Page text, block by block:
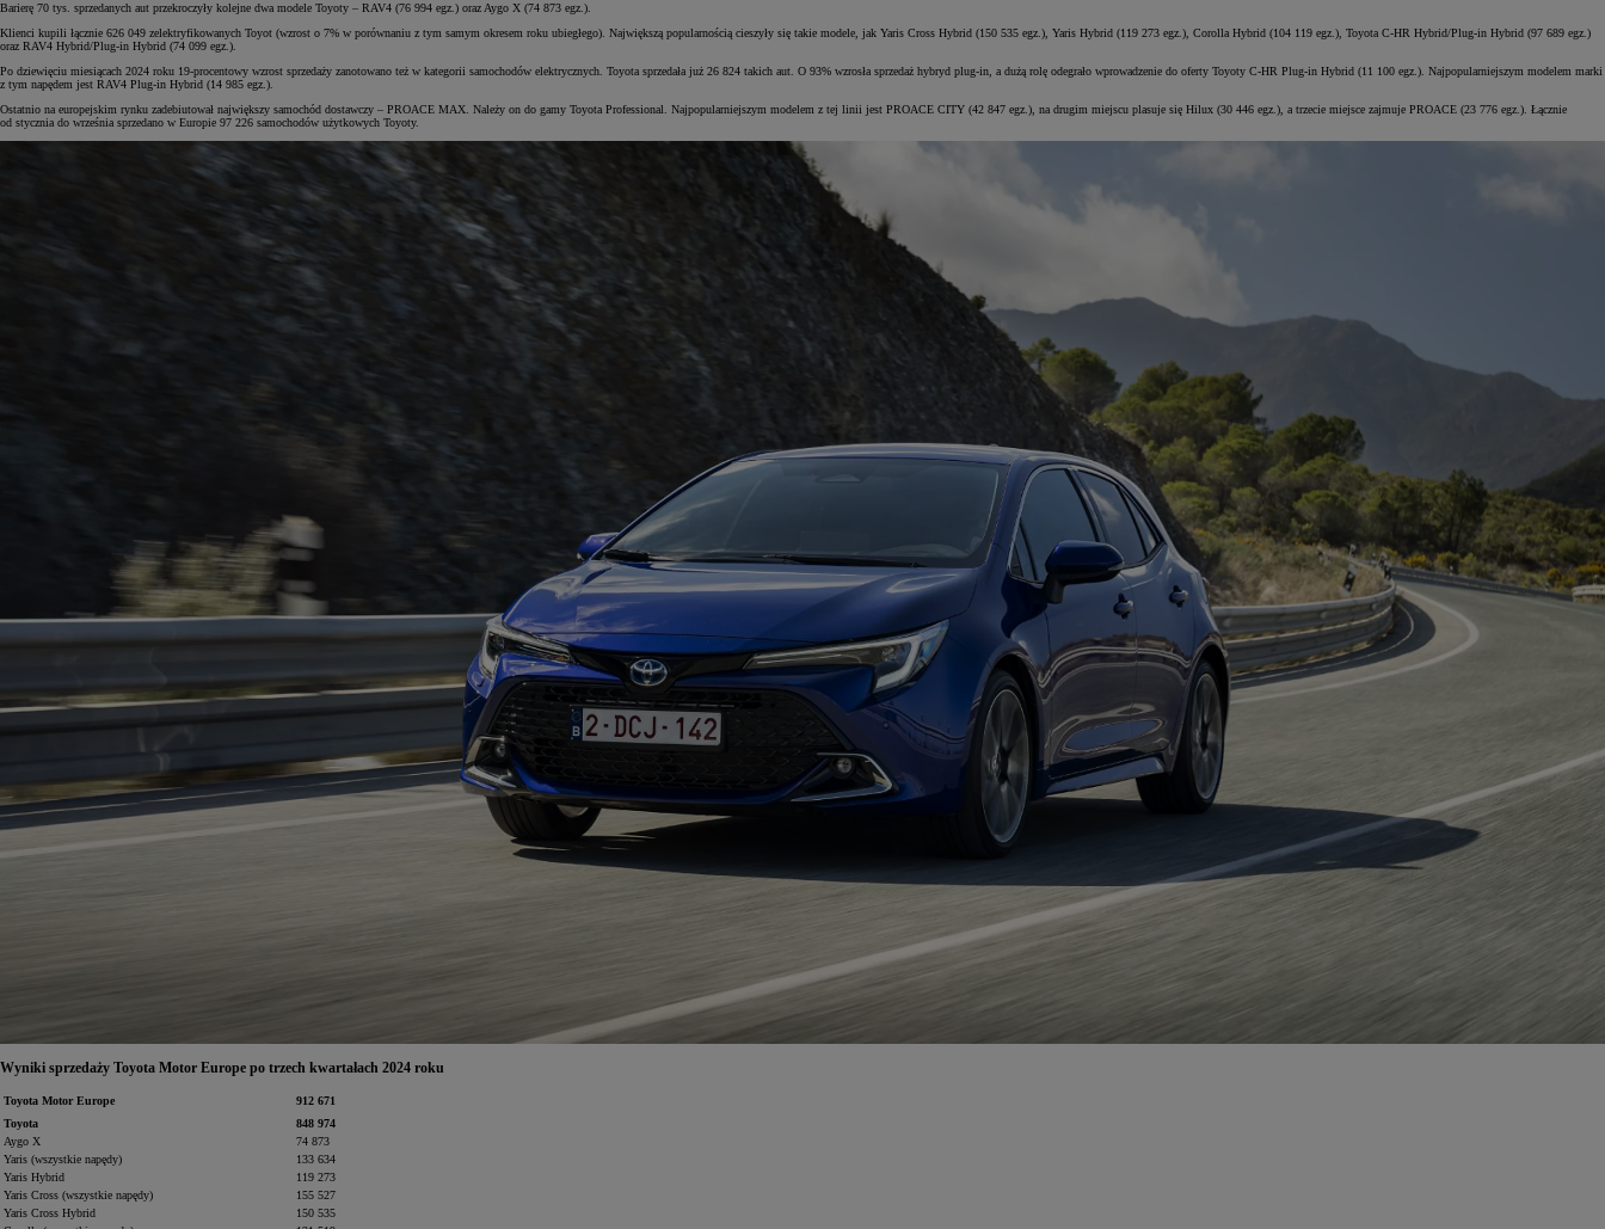
Od105 300 zł
Corolla Hatchback
Barierę 70 tys. sprzedanych aut przekroczyły kolejne dwa modele Toyoty – RAV4 (76 994 egz.) oraz Aygo X (74 873 egz.).
Klienci kupili łącznie 626 049 zelektryfikowanych Toyot (wzrost o 7% w porównaniu z tym samym okresem roku ubiegłego). Największą popularnością cieszyły się takie modele, jak Yaris Cross Hybrid (150 535 egz.), Yaris Hybrid (119 273 egz.), Corolla Hybrid (104 119 egz.), Toyota C-HR Hybrid/Plug-in Hybrid (97 689 egz.)
oraz RAV4 Hybrid/Plug-in Hybrid (74 099 egz.).
Po dziewięciu miesiącach 2024 roku 19-procentowy wzrost sprzedaży zanotowano też w kategorii samochodów elektrycznych. Toyota sprzedała już 26 824 takich aut. O 93% wzrosła sprzedaż hybryd plug-in, a dużą rolę odegrało wprowadzenie do oferty Toyoty C-HR Plug-in Hybrid (11 100 egz.). Najpopularniejszym modelem marki
z tym napędem jest RAV4 Plug-in Hybrid (14 985 egz.).
Ostatnio na europejskim rynku zadebiutował największy samochód dostawczy – PROACE MAX. Należy on do gamy Toyota Professional. Najpopularniejszym modelem z tej linii jest PROACE CITY (42 847 egz.), na drugim miejscu plasuje się Hilux (30 446 egz.), a trzecie miejsce zajmuje PROACE (23 776 egz.). Łącznie
od stycznia do września sprzedano w Europie 97 226 samochodów użytkowych Toyoty.
Wyniki sprzedaży Toyota Motor Europe po trzech kwartałach 2024 roku
Toyota Motor Europe
912 671
Toyota
848 974
Aygo X
74 873
Yaris (wszystkie napędy)
133 634
Yaris Hybrid
119 273
Yaris Cross (wszystkie napędy)
155 527
Yaris Cross Hybrid
150 535